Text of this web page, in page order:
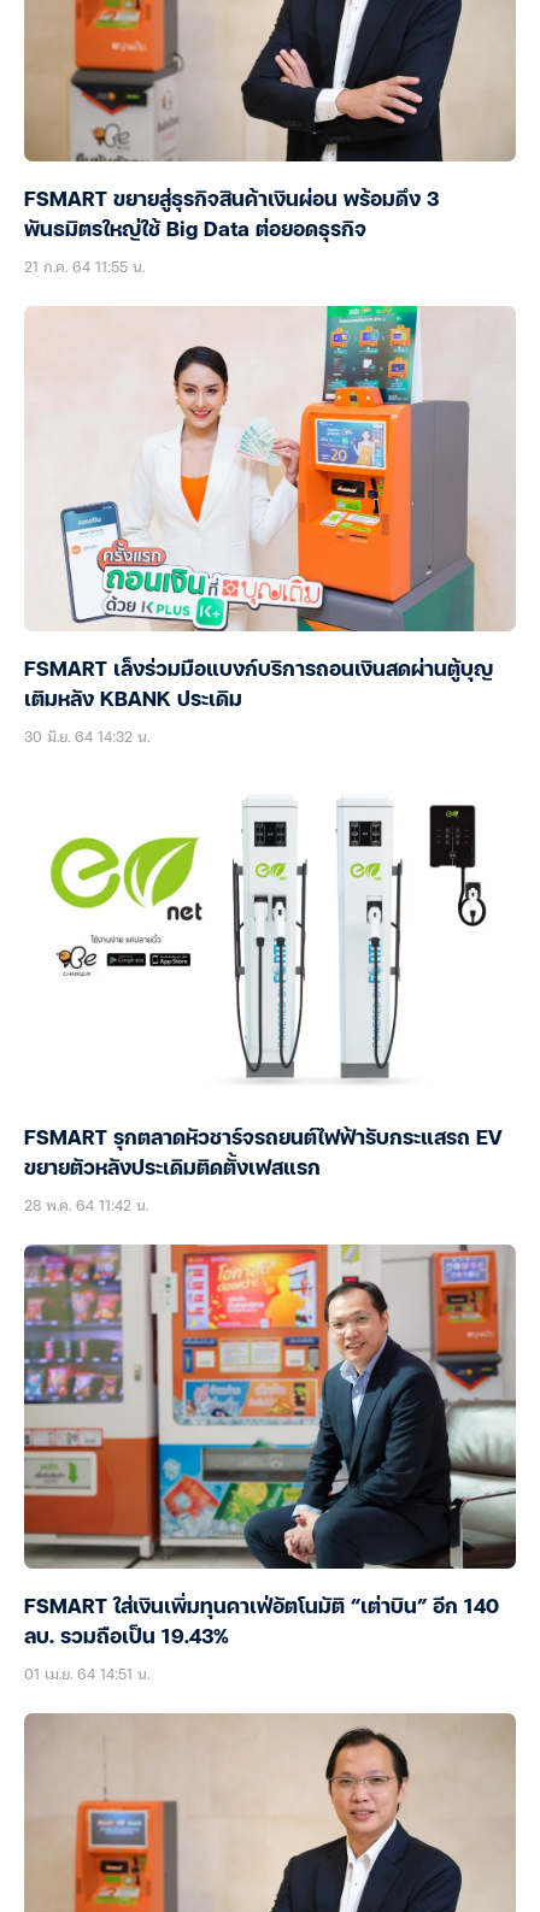
FSMART ขยายสู่ธุรกิจสินค้าเงินผ่อน พร้อมดึง 3
พันธมิตรใหญ่ใช้ Big Data ต่อยอดธุรกิจ
21 ก.ค. 64 11:55 น.
FSMART เล็งร่วมมือแบงก์บริการถอนเงินสดผ่านตู้บุญ
เติมหลัง KBANK ประเดิม
30 มิ.ย. 64 14:32 น.
FSMART รุกตลาดหัวชาร์จรถยนต์ไฟฟ้ารับกระแสรถ EV
ขยายตัวหลังประเดิมติดตั้งเฟสแรก
28 พ.ค. 64 11:42 น.
FSMART ใส่เงินเพิ่มทุนคาเฟ่อัตโนมัติ “เต่าบิน” อีก 140
ลบ. รวมถือเป็น 19.43%
01 เม.ย. 64 14:51 น.